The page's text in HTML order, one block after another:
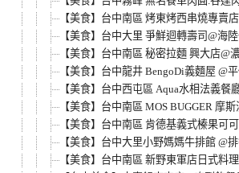
【美食】台中南區 烤東烤西串燒專賣
【美食】台中大里 爭鮮迴轉壽司@海
【美食】台中南區 秘密拉麵 興大店
【美食】台中龍井 BengoDi義麵屋 @
【美食】台中西屯區 Aqua水相法義
【美食】台中南區 MOS BUGGER 摩
【美食】台中南區 肯德基義式榛果可
【美食】台中大里小野媽媽牛排館 @
【美食】台中南區 新野東軍店日式料